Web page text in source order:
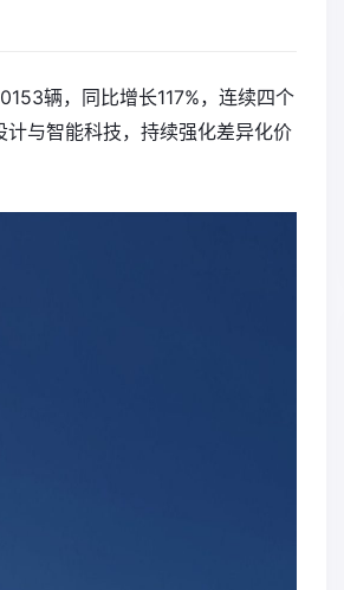
辆，同比增长117%，连续四个
与智能科技，持续强化差异化价